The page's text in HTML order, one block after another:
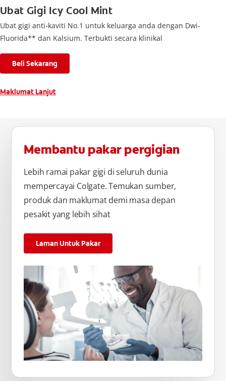
Ubat Gigi Icy Cool Mint
Ubat gigi anti-kaviti No.1 untuk keluarga anda dengan Dwi-
Fluorida** dan Kalsium. Terbukti secara klinikal
Beli Sekarang
Maklumat Lanjut
Membantu pakar pergigian
Lebih ramai pakar gigi di seluruh dunia
mempercayai Colgate. Temukan sumber,
produk dan maklumat demi masa depan
pesakit yang lebih sihat
Laman Untuk Pakar